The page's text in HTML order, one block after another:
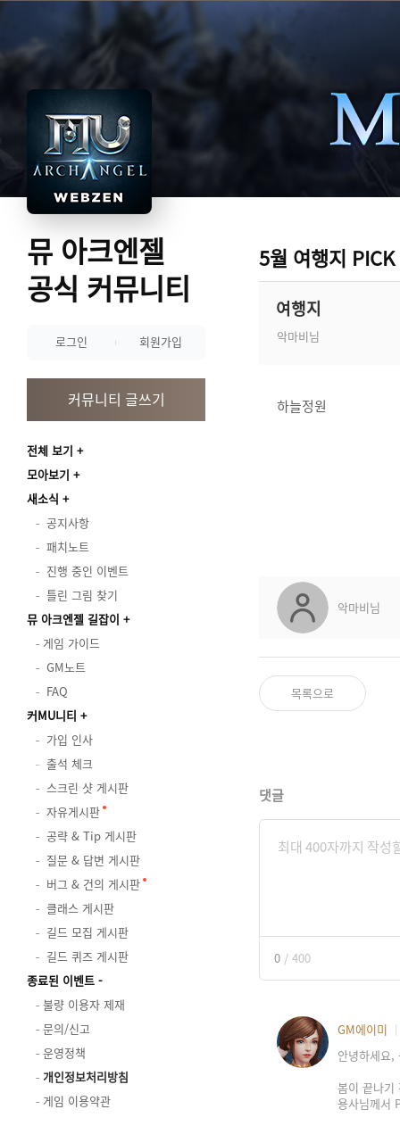
뮤 아크엔젤
공식 커뮤니티
로그인 회원가입
커뮤니티 글쓰기
전체 보기
모아보기
새소식
공지사항
패치노트
진행 중인 이벤트
틀린 그림 찾기
뮤 아크엔젤 길잡이
게임 가이드
GM노트
FAQ
커MU니티
가입 인사
출석 체크
스크린 샷 게시판
자유게시판
공략 & Tip 게시판
질문 & 답변 게시판
버그 & 건의 게시판
클래스 게시판
길드 모집 게시판
길드 퀴즈 게시판
종료된 이벤트
불량 이용자 제재
문의/신고
운영정책
개인정보처리방침
게임 이용약관
5월 여행지
여행지
악마비님
하늘정원
악마비님
목록으로
댓글
0 / 400
GM에이미
안녕하세요,
봄이 끝나
용사님께서